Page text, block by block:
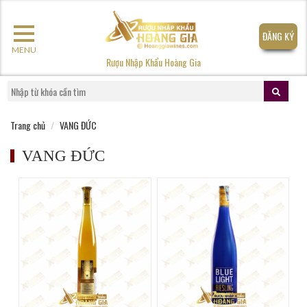
MENU
Rượu Nhập Khẩu Hoàng Gia
ĐĂNG KÝ
Trang chủ VANG ĐỨC
VANG ĐỨC